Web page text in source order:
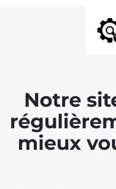
Notre
mieux